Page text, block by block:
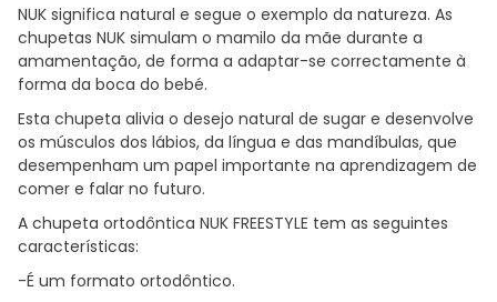
NUK significa natural e segue o exemplo da natureza. As
chupetas NUK simulam o mamilo da mãe durante a
amamentação, de forma a adaptar-se correctamente à
forma da boca do bebé.
Esta chupeta alivia o desejo natural de sugar e desenvolve
os músculos dos lábios, da língua e das mandíbulas, que
desempenham um papel importante na aprendizagem de
comer e falar no futuro.
A chupeta ortodôntica NUK FREESTYLE tem as seguintes
características:
-É um formato ortodôntico.